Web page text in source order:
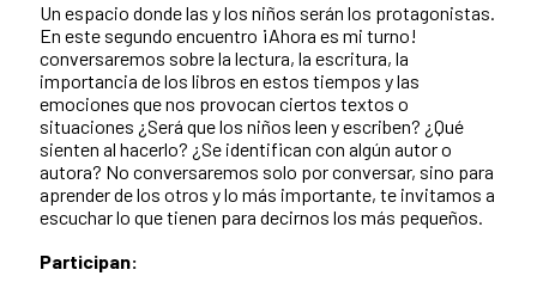
Un espacio donde las y los niños serán los protagonistas.
En este segundo encuentro ¡Ahora es mi turno!
conversaremos sobre la lectura, la escritura, la
importancia de los libros en estos tiempos y las
emociones que nos provocan ciertos textos o
situaciones ¿Será que los niños leen y escriben? ¿Qué
sienten al hacerlo? ¿Se identifican con algún autor o
autora? No conversaremos solo por conversar, sino para
aprender de los otros y lo más importante, te invitamos a
escuchar lo que tienen para decirnos los más pequeños.
Participan: